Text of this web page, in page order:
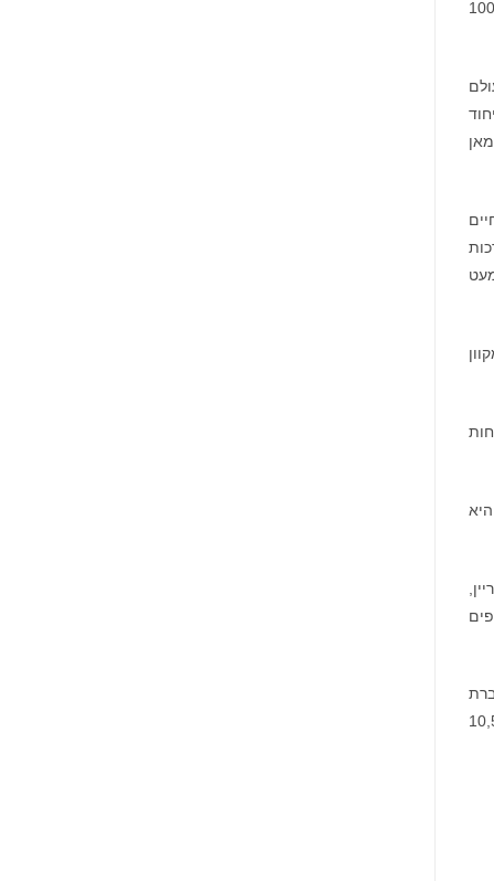
מדינות. יתר על כן, כל הרשת שלה היא שילוב של סניפי סוכנים ביותר מ-200 מדינות וטריטוריות, תשלומים דרך חשבון בקרוב ל-100
אחוז, בחריין עם 51 אחוז, עומאן
24/7 לכל מדינה כמעט
בבחריין,
עיראק, פלשתין, סוריה, אפגניסטן ופקיסטן, עם 10,500